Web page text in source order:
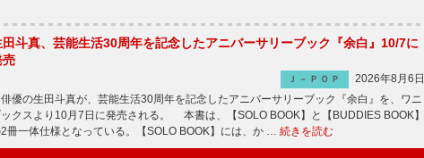
田斗真、芸能生活30周年を記念したアニバーサリーブック『余白』10/7に
売
Ｊ－ＰＯＰ
2026年8月6日
優の生田斗真が、芸能生活30周年を記念したアニバーサリーブック『余白』を、ワニ
クスより10月7日に発売される。 本書は、【SOLO BOOK】と【BUDDIES BOOK】
冊一体仕様となっている。【SOLO BOOK】には、か … 続きを読む